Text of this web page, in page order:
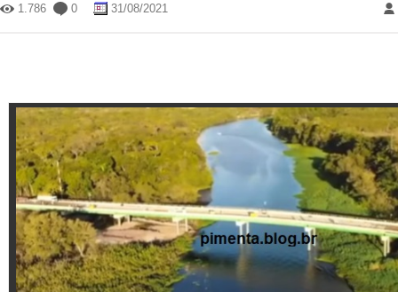
1.786 0 31/08/2021